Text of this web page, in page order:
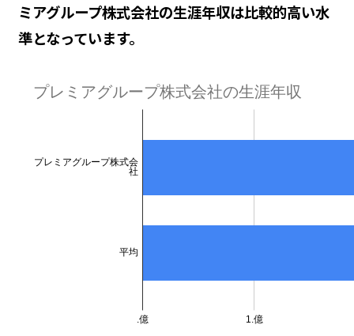
ミアグループ株式会社の生涯年収は比較的高い水
準となっています。